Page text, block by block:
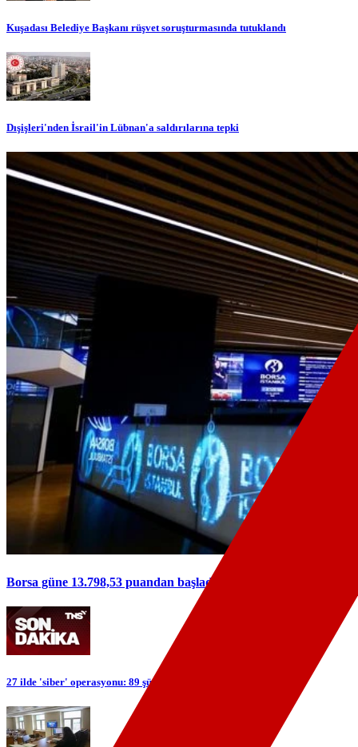
Kuşadası Belediye Başkanı rüşvet soruşturmasında tutuklandı
Dışişleri'nden İsrail'in Lübnan'a saldırılarına tepki
Borsa güne 13.798,53 puandan başladı
27 ilde 'siber' operasyonu: 89 şüpheli yakalandı